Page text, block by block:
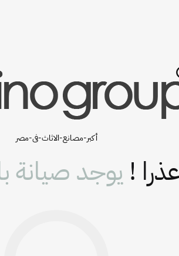
أكبر-مصانع-الاثاث-فى-مصر
! يوجد صيانة